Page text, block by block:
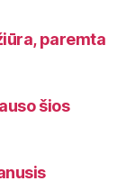
paremta
šios